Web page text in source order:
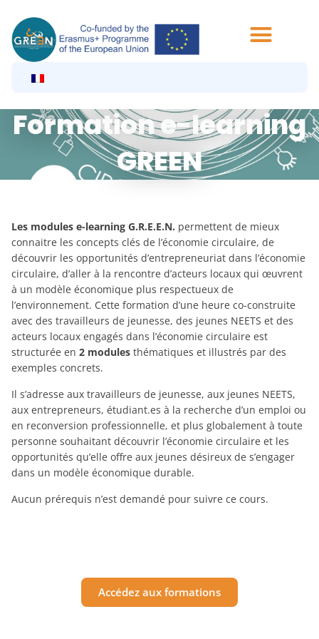
contenu
Formation e-learning
GREEN
Les modules e-learning G.R.E.E.N. permettent de mieux
connaitre les concepts clés de l’économie circulaire, de
découvrir les opportunités d’entrepreneuriat dans l’économie
circulaire, d’aller à la rencontre d’acteurs locaux qui œuvrent
à un modèle économique plus respectueux de
l’environnement. Cette formation d’une heure co-construite
avec des travailleurs de jeunesse, des jeunes NEETS et des
acteurs locaux engagés dans l’économie circulaire est
structurée en 2 modules thématiques et illustrés par des
exemples concrets.
Il s’adresse aux travailleurs de jeunesse, aux jeunes NEETS,
aux entrepreneurs, étudiant.es à la recherche d’un emploi ou
en reconversion professionnelle, et plus globalement à toute
personne souhaitant découvrir l’économie circulaire et les
opportunités qu’elle offre aux jeunes désireux de s’engager
dans un modèle économique durable.
Aucun prérequis n’est demandé pour suivre ce cours.
Accédez aux formations